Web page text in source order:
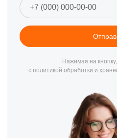
Нажимая на
с политикой обработки и